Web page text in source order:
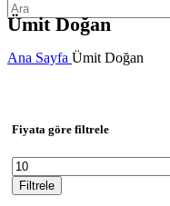
Ümit Doğan
Ana Sayfa Ümit Doğan
Fiyata göre filtrele
En
düşük
fiyat
Filtrele